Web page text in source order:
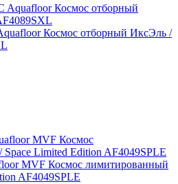
Космос отборный ИксЭль /
MVF Космос лимитированный
AF4049SPLE